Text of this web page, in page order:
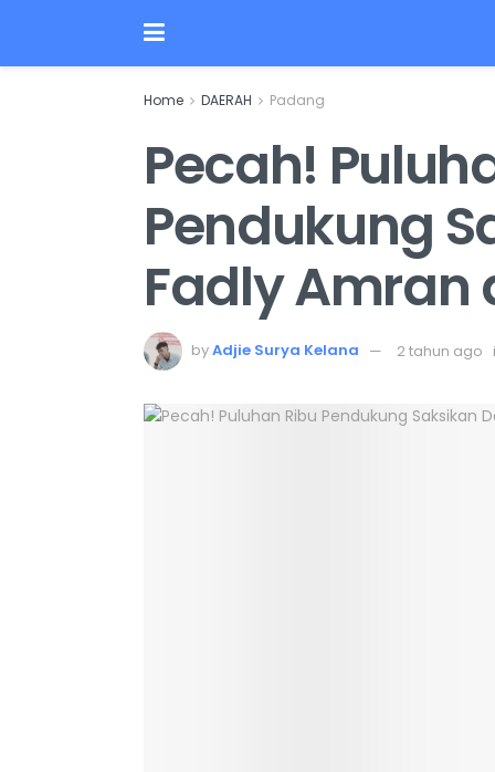
Home DAERAH Padang
Pecah!
Pendukung
Fadly Amran
byAdjie Surya Kelana 2 tahun ago